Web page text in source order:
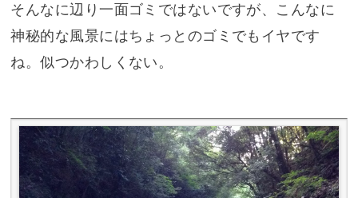
そんなに辺り一面ゴミではないですが、こんなに
神秘的な風景にはちょっとのゴミでもイヤです
ね。似つかわしくない。